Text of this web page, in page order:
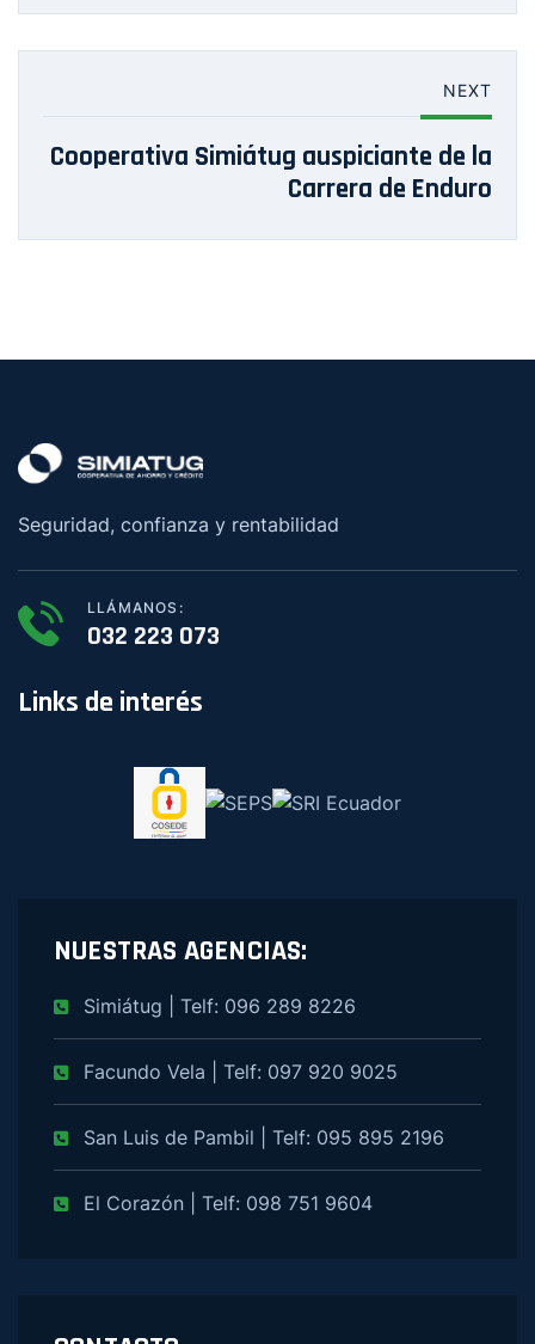
NEXT
Cooperativa Simiátug auspiciante de la
Carrera de Enduro
Seguridad, confianza y rentabilidad
LLÁMANOS:
032 223 073
Links de interés
NUESTRAS AGENCIAS:
Simiátug | Telf: 096 289 8226
Facundo Vela | Telf: 097 920 9025
San Luis de Pambil | Telf: 095 895 2196
El Corazón | Telf: 098 751 9604